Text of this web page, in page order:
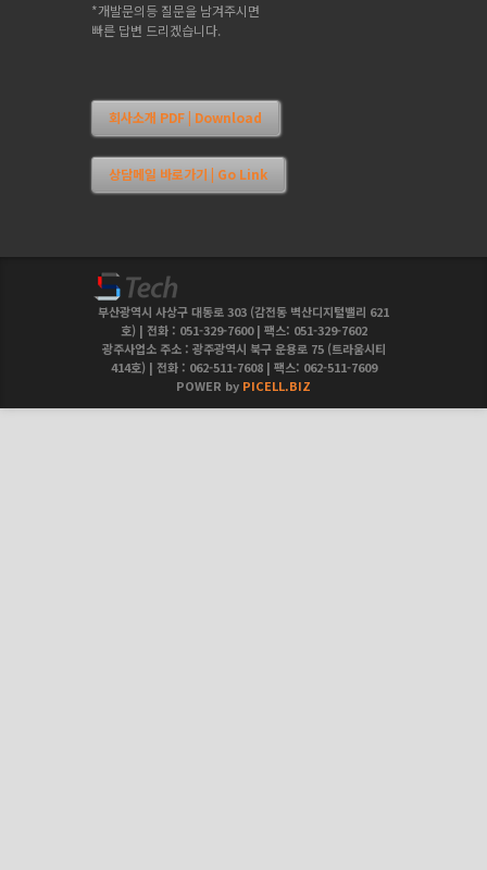
*개발문의등 질문을 남겨주시면
빠른 답변 드리겠습니다.
회사소개 PDF | Download
상담메일 바로가기 | Go Link
부산광역시 사상구 대동로 303 (감전동 벽산디지털밸리 621
호) | 전화 : 051-329-7600 | 팩스: 051-329-7602
광주사업소 주소 : 광주광역시 북구 운용로 75 (트라움시티
414호) | 전화 : 062-511-7608 | 팩스: 062-511-7609
POWER by PICELL.BIZ